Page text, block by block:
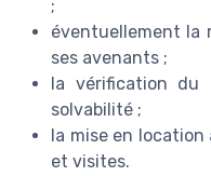
;
éventuellement la
ses avenants ;
la vérification du
solvabilité ;
la mise en
et visites.